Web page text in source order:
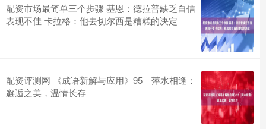
配资市场最简单三个步骤 基恩：德拉普缺乏自信
表现不佳 卡拉格：他去切尔西是糟糕的决定
配资评测网 《成语新解与应用》95｜萍水相逢：
邂逅之美，温情长存